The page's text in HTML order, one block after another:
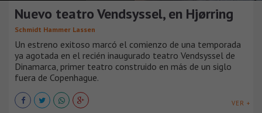
Nuevo teatro Vendsyssel, en Hjørring
Schmidt Hammer Lassen
Un estreno exitoso marcó el comienzo de una temporada
ya agotada en el recién inaugurado teatro Vendsyssel de
Dinamarca, primer teatro construido en más de un siglo
fuera de Copenhague.
VER +